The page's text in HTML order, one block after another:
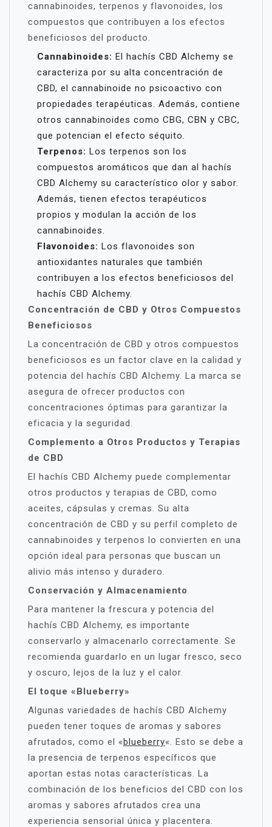
cannabinoides, terpenos y flavonoides, los
compuestos que contribuyen a los efectos
beneficiosos del producto.
Cannabinoides: El hachís CBD Alchemy se
caracteriza por su alta concentración de
CBD, el cannabinoide no psicoactivo con
propiedades terapéuticas. Además, contiene
otros cannabinoides como CBG, CBN y CBC,
que potencian el efecto séquito.
Terpenos: Los terpenos son los
compuestos aromáticos que dan al hachís
CBD Alchemy su característico olor y sabor.
Además, tienen efectos terapéuticos
propios y modulan la acción de los
cannabinoides.
Flavonoides: Los flavonoides son
antioxidantes naturales que también
contribuyen a los efectos beneficiosos del
hachís CBD Alchemy.
Concentración de CBD y Otros Compuestos
Beneficiosos
La concentración de CBD y otros compuestos
beneficiosos es un factor clave en la calidad y
potencia del hachís CBD Alchemy. La marca se
asegura de ofrecer productos con
concentraciones óptimas para garantizar la
eficacia y la seguridad.
Complemento a Otros Productos y Terapias
de CBD
El hachís CBD Alchemy puede complementar
otros productos y terapias de CBD, como
aceites, cápsulas y cremas. Su alta
concentración de CBD y su perfil completo de
cannabinoides y terpenos lo convierten en una
opción ideal para personas que buscan un
alivio más intenso y duradero.
Conservación y Almacenamiento
Para mantener la frescura y potencia del
hachís CBD Alchemy, es importante
conservarlo y almacenarlo correctamente. Se
recomienda guardarlo en un lugar fresco, seco
y oscuro, lejos de la luz y el calor.
El toque «Blueberry»
Algunas variedades de hachís CBD Alchemy
pueden tener toques de aromas y sabores
afrutados, como el «blueberry«. Esto se debe a
la presencia de terpenos específicos que
aportan estas notas características. La
combinación de los beneficios del CBD con los
aromas y sabores afrutados crea una
experiencia sensorial única y placentera.